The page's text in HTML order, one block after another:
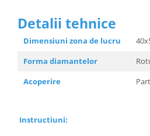
Detalii tehnice
Dimensiuni zona de lucru
Forma diamantelor
Acoperire
Instructiuni: